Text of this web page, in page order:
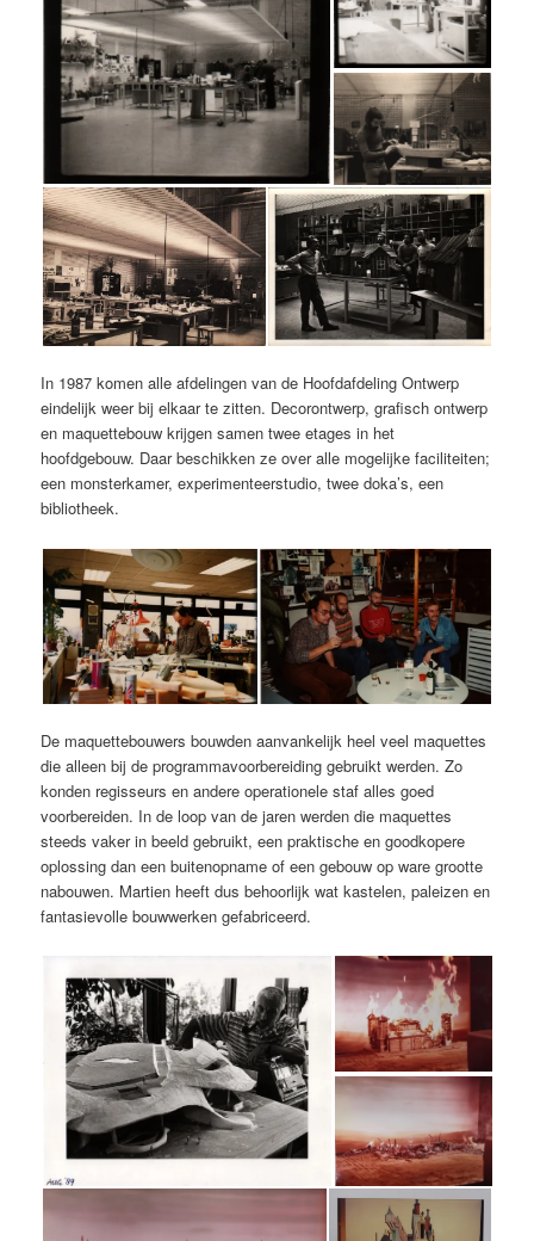
In 1987 komen alle afdelingen van de Hoofdafdeling Ontwerp
eindelijk weer bij elkaar te zitten. Decorontwerp, grafisch ontwerp
en maquettebouw krijgen samen twee etages in het
hoofdgebouw. Daar beschikken ze over alle mogelijke faciliteiten;
een monsterkamer, experimenteerstudio, twee doka’s, een
bibliotheek.
De maquettebouwers bouwden aanvankelijk heel veel maquettes
die alleen bij de programmavoorbereiding gebruikt werden. Zo
konden regisseurs en andere operationele staf alles goed
voorbereiden. In de loop van de jaren werden die maquettes
steeds vaker in beeld gebruikt, een praktische en goodkopere
oplossing dan een buitenopname of een gebouw op ware grootte
nabouwen. Martien heeft dus behoorlijk wat kastelen, paleizen en
fantasievolle bouwwerken gefabriceerd.